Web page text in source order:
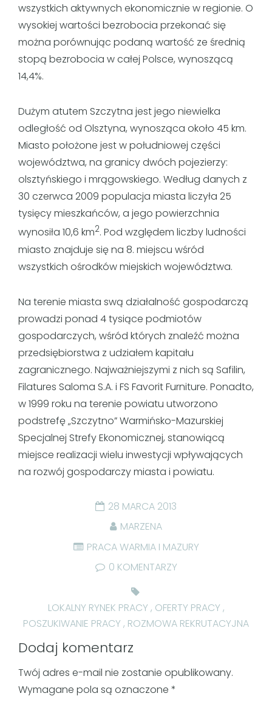
wszystkich aktywnych ekonomicznie w regionie. O
wysokiej wartości bezrobocia przekonać się
można porównując podaną wartość ze średnią
stopą bezrobocia w całej Polsce, wynoszącą
14,4%.
Dużym atutem Szczytna jest jego niewielka
odległość od Olsztyna, wynosząca około 45 km.
Miasto położone jest w południowej części
województwa, na granicy dwóch pojezierzy:
olsztyńskiego i mrągowskiego. Według danych z
30 czerwca 2009 populacja miasta liczyła 25
tysięcy mieszkańców, a jego powierzchnia
wynosiła 10,6 km2. Pod względem liczby ludności
miasto znajduje się na 8. miejscu wśród
wszystkich ośrodków miejskich województwa.
Na terenie miasta swą działalność gospodarczą
prowadzi ponad 4 tysiące podmiotów
gospodarczych, wśród których znaleźć można
przedsiębiorstwa z udziałem kapitału
zagranicznego. Najważniejszymi z nich są Safilin,
Filatures Saloma S.A. i FS Favorit Furniture. Ponadto,
w 1999 roku na terenie powiatu utworzono
podstrefę „Szczytno” Warmińsko-Mazurskiej
Specjalnej Strefy Ekonomicznej, stanowiącą
miejsce realizacji wielu inwestycji wpływających
na rozwój gospodarczy miasta i powiatu.
28 MARCA 2013
MARZENA
PRACA WARMIA I MAZURY
0 KOMENTARZY
LOKALNY RYNEK PRACY, OFERTY PRACY,
POSZUKIWANIE PRACY, ROZMOWA REKRUTACYJNA
Dodaj komentarz
Twój adres e-mail nie zostanie opublikowany.
Wymagane pola są oznaczone *